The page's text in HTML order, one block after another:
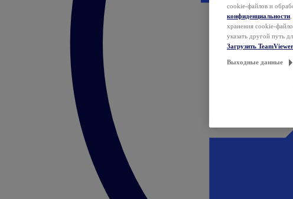
cookie-файлов и
конфиденциальности
хранения cookie-
указать другой путь
Загрузить TeamViewer
Выходные данные